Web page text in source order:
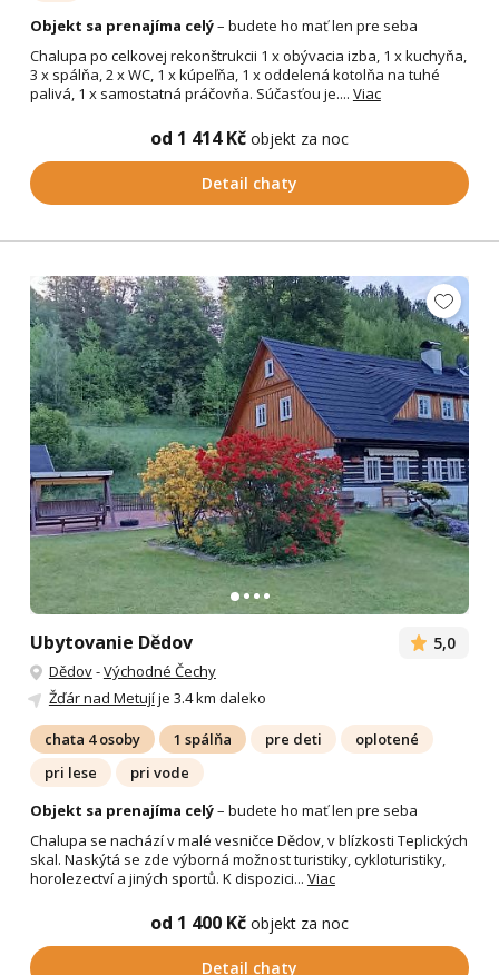
Objekt sa prenajíma celý– budete ho mať len pre seba
Chalupa po celkovej rekonštrukcii 1 x obývacia izba, 1 x kuchyňa,
3 x spálňa, 2 x WC, 1 x kúpeľňa, 1 x oddelená kotolňa na tuhé
palivá, 1 x samostatná práčovňa. Súčasťou je.... Viac
od 1 414 Kč objekt za noc
Detail chaty
Ubytovanie Dědov 5,0
Dědov-Východné Čechy
Žďár nad Metujíje 3.4 km daleko
chata 4 osoby 1 spálňa pre deti
oplotené
pri lese
pri vode
Objekt sa prenajíma celý– budete ho mať len pre seba
Chalupa se nachází v malé vesničce Dědov, v blízkosti Teplických
skal. Naskýtá se zde výborná možnost turistiky, cykloturistiky,
horolezectví a jiných sportů. K dispozici... Viac
od 1 400 Kč objekt za noc
Detail chaty